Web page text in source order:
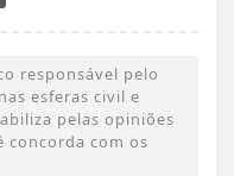
responsável pelo
esferas civil e
pelas opiniões
concorda com os